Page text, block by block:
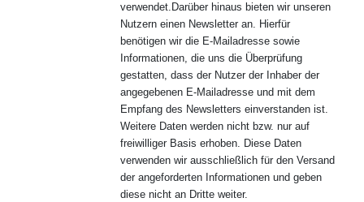
verwendet.Darüber hinaus bieten wir unseren
Nutzern einen Newsletter an. Hierfür
benötigen wir die E-Mailadresse sowie
Informationen, die uns die Überprüfung
gestatten, dass der Nutzer der Inhaber der
angegebenen E-Mailadresse und mit dem
Empfang des Newsletters einverstanden ist.
Weitere Daten werden nicht bzw. nur auf
freiwilliger Basis erhoben. Diese Daten
verwenden wir ausschließlich für den Versand
der angeforderten Informationen und geben
diese nicht an Dritte weiter.